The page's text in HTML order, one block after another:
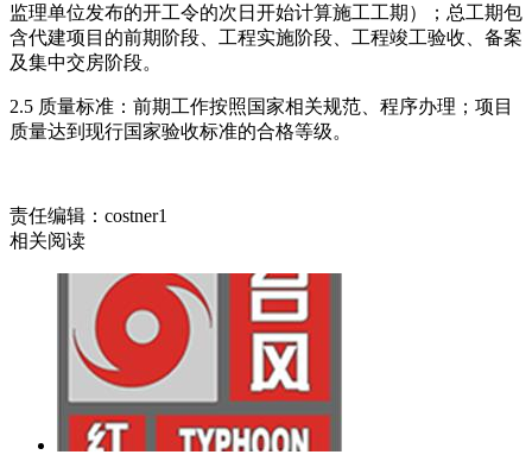
监理单位发布的开工令的次日开始计算施工工期）；总工期包
含代建项目的前期阶段、工程实施阶段、工程竣工验收、备案
及集中交房阶段。
2.5 质量标准：前期工作按照国家相关规范、程序办理；项目
质量达到现行国家验收标准的合格等级。
责任编辑：costner1
相关阅读